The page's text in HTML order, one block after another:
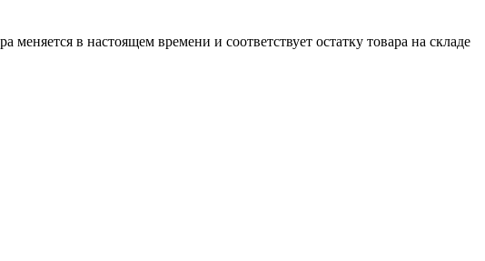
меняется в настоящем времени и соответствует остатку товара на складе